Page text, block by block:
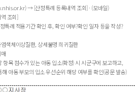
→ [산정특례 등록내역 조회] · (모바일)
조회]
례 적용기간 확인 후, 확인 여부?확인 일자 등을 작성?
색체이상질환, 상세불명 희귀질환
항목 점수가 있는 아동 입소(확정) 시 시군구에 보고하고,
아동 부모의 입소 우선순위 해당 여부를 확인(공문 발송)